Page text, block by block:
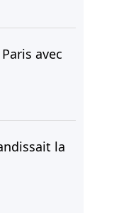
avec
la